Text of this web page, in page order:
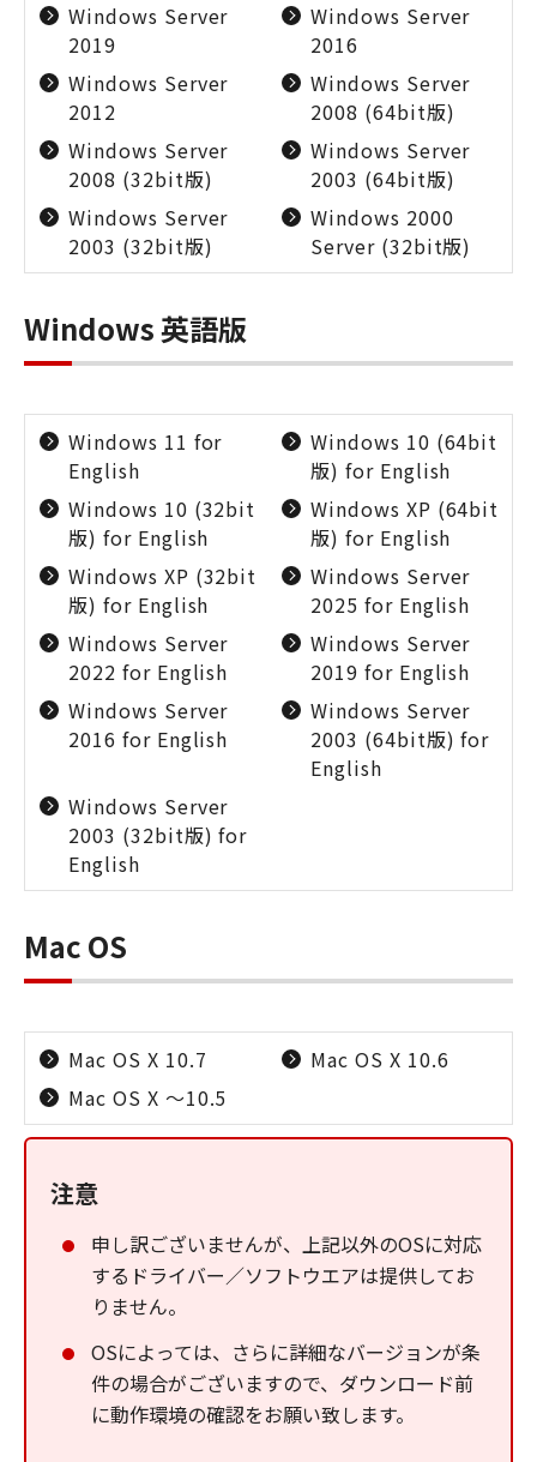
Windows Server
2019
Windows Server
2016
Windows Server
2012
Windows Server
2008 (64bit版)
Windows Server
2008 (32bit版)
Windows Server
2003 (64bit版)
Windows Server
2003 (32bit版)
Windows 2000
Server (32bit版)
Windows 英語版
Windows 11 for
English
Windows 10 (64bit
版) for English
Windows 10 (32bit
版) for English
Windows XP (64bit
版) for English
Windows XP (32bit
版) for English
Windows Server
2025 for English
Windows Server
2022 for English
Windows Server
2019 for English
Windows Server
2016 for English
Windows Server
2003 (64bit版) for
English
Windows Server
2003 (32bit版) for
English
Mac OS
Mac OS X 10.7
Mac OS X 10.6
Mac OS X ～10.5
注意
申し訳ございませんが、上記以外のOSに対応
するドライバー／ソフトウエアは提供してお
りません。
OSによっては、さらに詳細なバージョンが条
件の場合がございますので、ダウンロード前
に動作環境の確認をお願い致します。